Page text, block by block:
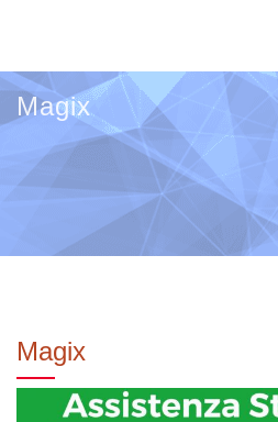
Magix
Magix